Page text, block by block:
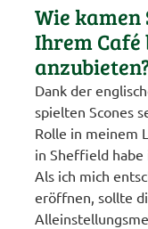
Wie kamen
Ihrem
Dank der
spielten Scones
Rolle in meinem
in Sheffield habe
Als ich mich
eröffnen, sollte